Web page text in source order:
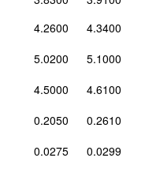
4.2600
4.3400
5.0200
5.1000
4.5000
4.6100
0.2050
0.2610
0.0275
0.0299